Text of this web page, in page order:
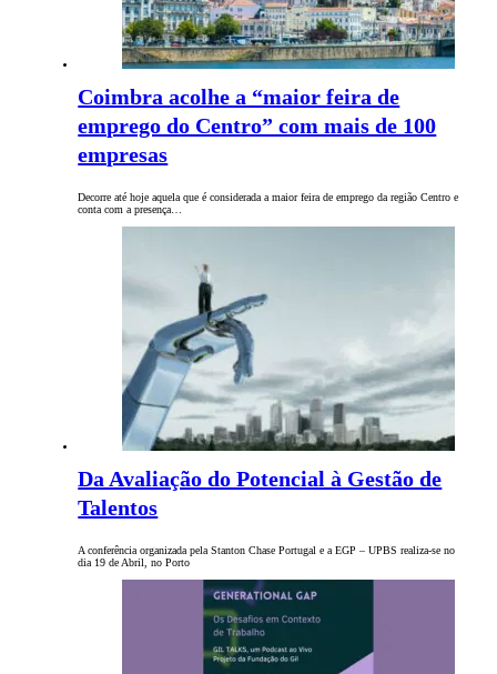
Coimbra acolhe a “maior feira de
emprego do Centro” com mais de 100
empresas
Decorre até hoje aquela que é considerada a maior feira de emprego da região Centro e
conta com a presença…
Da Avaliação do Potencial à Gestão de
Talentos
A conferência organizada pela Stanton Chase Portugal e a EGP – UPBS realiza-se no
dia 19 de Abril, no Porto